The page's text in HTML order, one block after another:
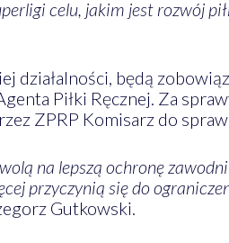
celu, jakim jest rozwój
działalności, będą
Piłki Ręcznej. Za
ZPRP Komisarz do
na lepszą ochronę
przyczynią się do
Gutkowski.